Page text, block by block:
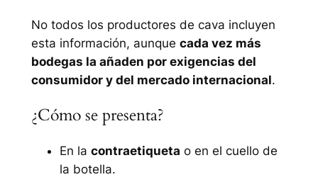
No todos los productores de cava incluyen
esta información, aunque cada vez más
bodegas la añaden por exigencias del
consumidor y del mercado internacional.
¿Cómo se presenta?
En la contraetiqueta o en el cuello de
la botella.